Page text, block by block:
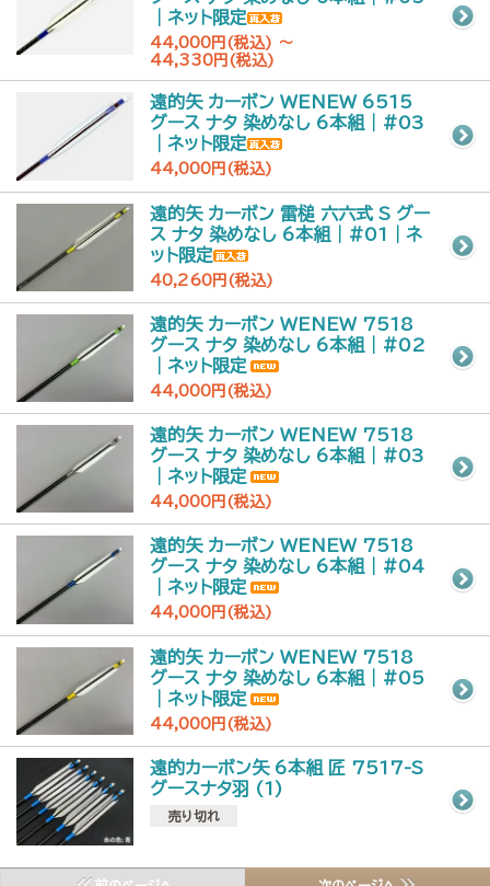
｜ネット限定
44,000円(税込) ～
44,330円(税込)
遠的矢 カーボン WENEW 6515
グース ナタ 染めなし 6本組｜#03
｜ネット限定
44,000円(税込)
遠的矢 カーボン 雷槌 六六式 S グー
ス ナタ 染めなし 6本組｜#01｜ネ
ット限定
40,260円(税込)
遠的矢 カーボン WENEW 7518
グース ナタ 染めなし 6本組｜#02
｜ネット限定
44,000円(税込)
遠的矢 カーボン WENEW 7518
グース ナタ 染めなし 6本組｜#03
｜ネット限定
44,000円(税込)
遠的矢 カーボン WENEW 7518
グース ナタ 染めなし 6本組｜#04
｜ネット限定
44,000円(税込)
遠的矢 カーボン WENEW 7518
グース ナタ 染めなし 6本組｜#05
｜ネット限定
44,000円(税込)
遠的カーボン矢 6本組 匠 7517-S
グースナタ羽 (1)
売り切れ